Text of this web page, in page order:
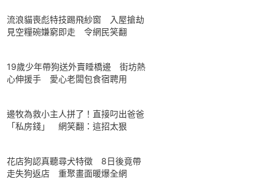
流浪貓喪彪特技踢飛紗窗 入屋搶劫
見空糧碗嫌窮即走 令網民笑翻
19歲少年帶狗送外賣睡橋邊 街坊熱
心伸援手 愛心老闆包食宿聘用
邊牧為救小主人拼了！直接叼出爸爸
「私房錢」 網笑翻：這招太狠
花店狗認真聽尋犬特徵 8日後竟帶
走失狗返店 重聚畫面暖爆全網